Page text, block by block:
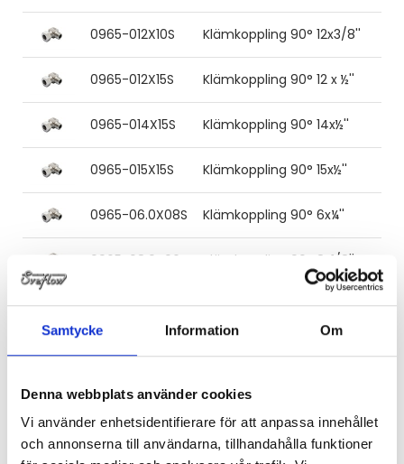
Samtycke Information Om
Denna webbplats använder cookies
Vi använder enhetsidentifierare för att anpassa innehållet
och annonserna till användarna, tillhandahålla funktioner
0965-012X10S Klämkoppling 90° 12x3/8''
0965-012X15S Klämkoppling 90° 12 x ½''
0965-014X15S Klämkoppling 90° 14x½''
0965-015X15S Klämkoppling 90° 15x½''
0965-06.0X08S Klämkoppling 90° 6x¼''
0965-08.0X06S Klämkoppling 90° 8x1/8''
0965-08.0X08S Klämkoppling 90° 8x¼''
0965-10.0X10S Klämkoppling 90° 10 x 3/8''
0965-21,3X15S Klämkoppling 90° 21.3x½''